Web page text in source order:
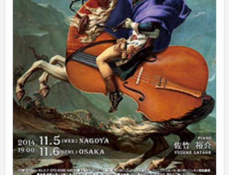
2024年12月
2024年11月
2024年10月 (5)
2024年9月 (6)
2024年8月 (10)
2024年7月 (1)